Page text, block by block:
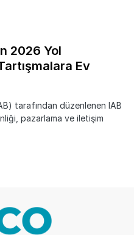
2026 Yol
Ev
tarafından düzenlenen IAB
pazarlama ve iletişim